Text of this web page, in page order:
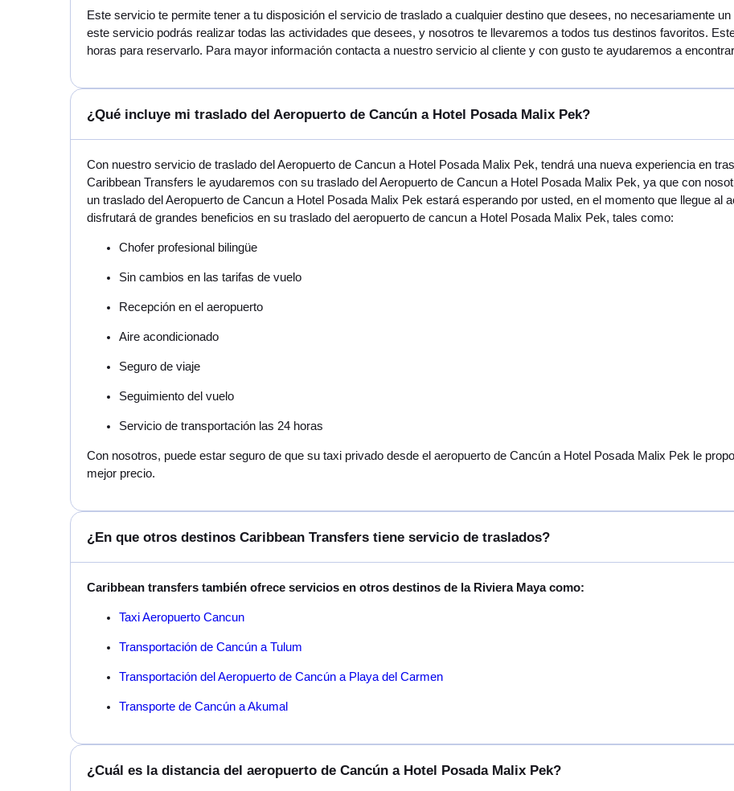
Este servicio te permite tener a tu disposición el servicio de traslado a cualquier destino que desees, no necesariamente
este servicio podrás realizar todas las actividades que desees, y nosotros te llevaremos a todos tus destinos favoritos.
horas para reservarlo. Para mayor información contacta a nuestro servicio al cliente y con gusto te ayudaremos a
¿Qué incluye mi traslado del Aeropuerto de Cancún a Hotel Posada Malix Pek?
Con nuestro servicio de traslado del Aeropuerto de Cancun a Hotel Posada Malix Pek, tendrá una nueva experiencia en
Caribbean Transfers le ayudaremos con su traslado del Aeropuerto de Cancun a Hotel Posada Malix Pek, ya que con
un traslado del Aeropuerto de Cancun a Hotel Posada Malix Pek estará esperando por usted, en el momento que llegue al
disfrutará de grandes beneficios en su traslado del aeropuerto de cancun a Hotel Posada Malix Pek, tales como:
Chofer profesional bilingüe
Sin cambios en las tarifas de vuelo
Recepción en el aeropuerto
Aire acondicionado
Seguro de viaje
Seguimiento del vuelo
Servicio de transportación las 24 horas
Con nosotros, puede estar seguro de que su taxi privado desde el aeropuerto de Cancún a Hotel Posada Malix Pek le
mejor precio.
¿En que otros destinos Caribbean Transfers tiene servicio de traslados?
Caribbean transfers también ofrece servicios en otros destinos de la Riviera Maya como:
Taxi Aeropuerto Cancun
Transportación de Cancún a Tulum
Transportación del Aeropuerto de Cancún a Playa del Carmen
Transporte de Cancún a Akumal
¿Cuál es la distancia del aeropuerto de Cancún a Hotel Posada Malix Pek?